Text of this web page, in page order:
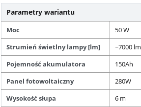
Parametry wariantu
Moc
50 W
Strumień świetlny lampy [lm]
~7000 lm
Pojemność akumulatora
150Ah
Panel fotowoltaiczny
280W
Wysokość słupa
6 m